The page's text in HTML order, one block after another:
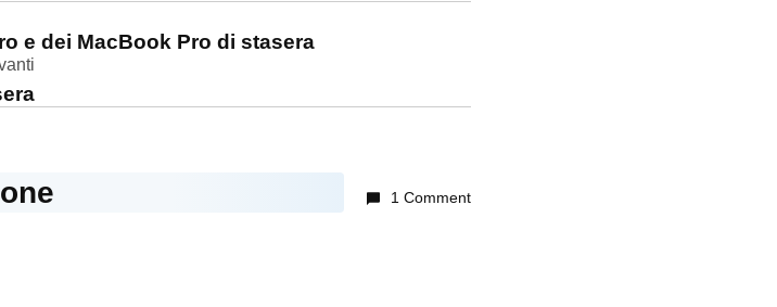
e dei MacBook Pro di stasera
1 Comment